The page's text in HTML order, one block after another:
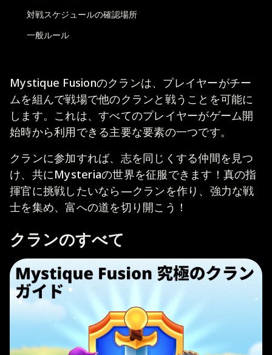
対戦スケジュールの確認場所
一般ルール
Mystique Fusionのクランは、プレイヤーがチー
ムを組んで戦場で他のクランと戦うことを可能に
します。これは、すべてのプレイヤーがゲーム開
始時から利用できる主要な要素の一つです。
クランに参加すれば、志を同じくする仲間を見つ
け、共にMysteriaの世界を征服できます！真の指
揮官に挑戦したいなら—クランを作り、強力な戦
士を集め、富への道を切り開こう！
クランのすべて